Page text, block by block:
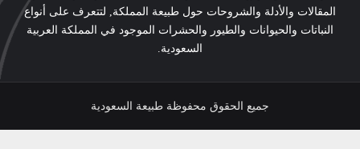
المقالات والأدلة والشروحات حول طبيعة المملكة, لتتعرف على أنواع
النباتات والحيوانات والطيور والحشرات الموجود في المملكة العربية
السعودية.
جميع الحقوق محفوظة طبيعة السعودية